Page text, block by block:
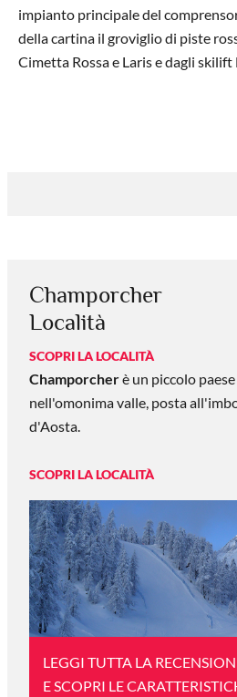
impianto principale del
della cartina il groviglio di piste
Cimetta Rossa e Laris e dagli
Champorcher
Località
SCOPRI LA LOCALITÀ
Champorcherè un piccolo
nell'omonima valle, posta
d'Aosta.
SCOPRI LA LOCALITÀ
LEGGI TUTTA LA
E SCOPRI LE